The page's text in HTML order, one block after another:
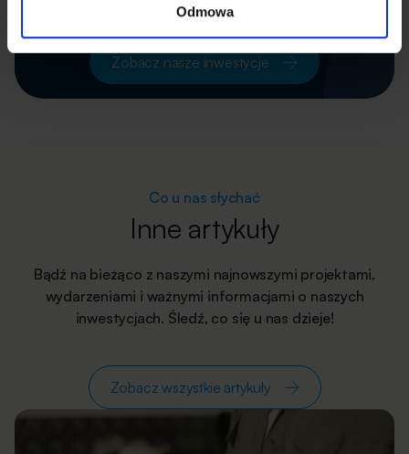
Odmowa
Zobacz nasze inwestycje
Co u nas słychać
Inne artykuły
Bądź na bieżąco z naszymi najnowszymi projektami,
wydarzeniami i ważnymi informacjami o naszych
inwestycjach. Śledź, co się u nas dzieje!
Zobacz wszystkie artykuły